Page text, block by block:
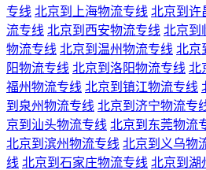
专线 北京到上海物流专线 北京到许
流专线 北京到西安物流专线 北京到
物流专线 北京到温州物流专线 北京
阳物流专线 北京到洛阳物流专线 北
福州物流专线 北京到镇江物流专线
到泉州物流专线 北京到济宁物流专
京到汕头物流专线 北京到东莞物流
北京到滨州物流专线 北京到义乌物
线 北京到石家庄物流专线 北京到湖